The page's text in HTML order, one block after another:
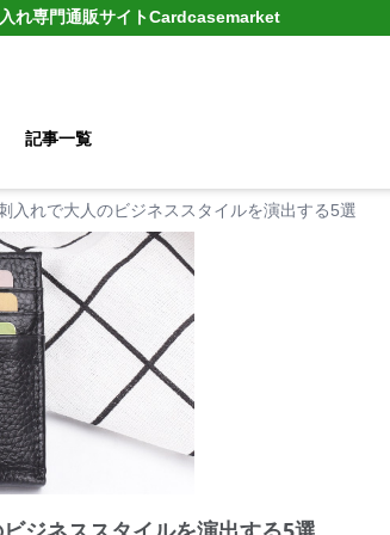
れ専門通販サイトCardcasemarket
記事一覧
入れで大人のビジネススタイルを演出する5選